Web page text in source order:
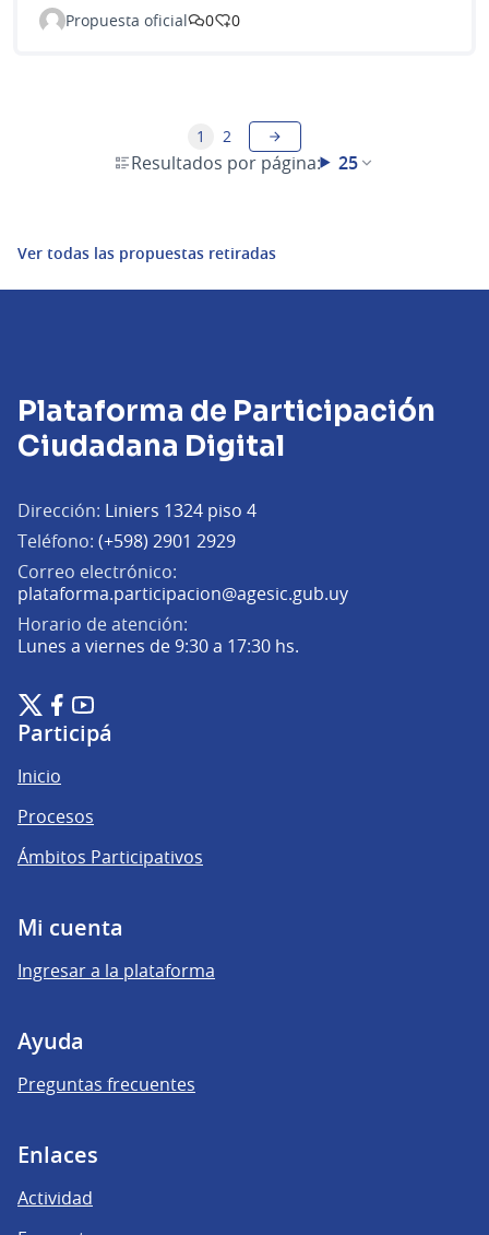
Propuesta oficial 0 0
Resultados por página: 25
1 2
Ver todas las propuestas retiradas
Plataforma de Participación
Ciudadana Digital
Dirección: Liniers 1324 piso 4
Teléfono: (+598) 2901 2929
Correo electrónico:
plataforma.participacion@agesic.gub.uy(Abrir en una
Horario de atención:
Lunes a viernes de 9:30 a 17:30 hs.
Plataforma de Participación Ciudadana Digital en X
(Enlace externo)
Plataforma de Participación Ciudadana Digital en Facebook
(Enlace externo)
Plataforma de Participación Ciudadana Digital en
(Enlace externo)
Participá
Inicio
Procesos
Ámbitos Participativos
Mi cuenta
Ingresar a la plataforma
Ayuda
Preguntas frecuentes
Enlaces
Actividad